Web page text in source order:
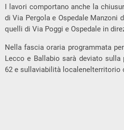
I lavori comportano anche la
di Via Pergola e Ospedale Manzoni
quelli di Via Poggi e Ospedale in
Nella fascia oraria programmata
Lecco e Ballabio sarà deviato sulla
62 e sullaviabilità localenelterritorio